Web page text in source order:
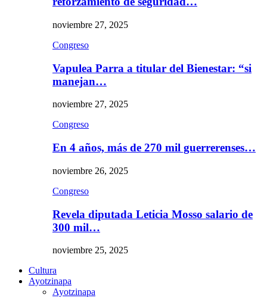
noviembre 27, 2025
Congreso
Vapulea Parra a titular del Bienestar: “si
manejan…
noviembre 27, 2025
Congreso
En 4 años, más de 270 mil guerrerenses…
noviembre 26, 2025
Congreso
Revela diputada Leticia Mosso salario de
300 mil…
noviembre 25, 2025
Cultura
Ayotzinapa
Ayotzinapa